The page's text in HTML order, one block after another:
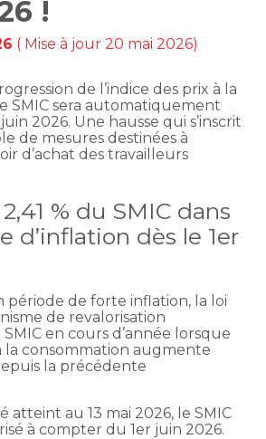
!
( Mise à jour 20 mai 2026)
de l’indice des prix à la
SMIC sera automatiquement
2026. Une hausse qui s’inscrit
de mesures destinées à
d’achat des travailleurs
% du SMIC dans
d’inflation dès le 1er
période de forte inflation, la loi
de revalorisation
en cours d’année lorsque
la consommation augmente
la précédente
atteint au 13 mai 2026, le SMIC
à compter du 1er juin 2026.